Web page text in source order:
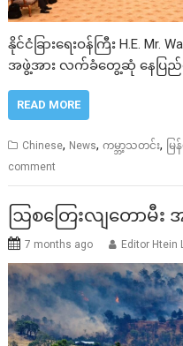
နိုင်ငံခြားရေးဝန်ကြီး H.E.
အဖွဲ့အား လက်ခံတွေ့ဆုံ နေပြည်တ
READ MORE
Chinese, News,ကမ္ဘာ့သတင်း, မ
comment
ဩစတြေးလျတောမီး
7 months ago Editor Htein